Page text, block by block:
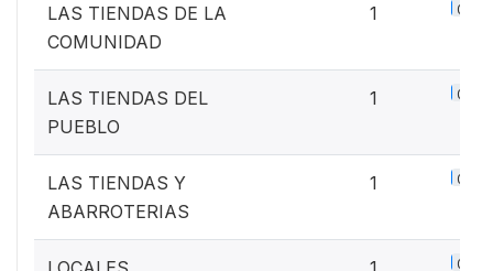
LAS TIENDAS DE LA
COMUNIDAD
1 0.1%
LAS TIENDAS DEL
PUEBLO
1 0.1%
LAS TIENDAS Y
ABARROTERIAS
1 0.1%
0.1%